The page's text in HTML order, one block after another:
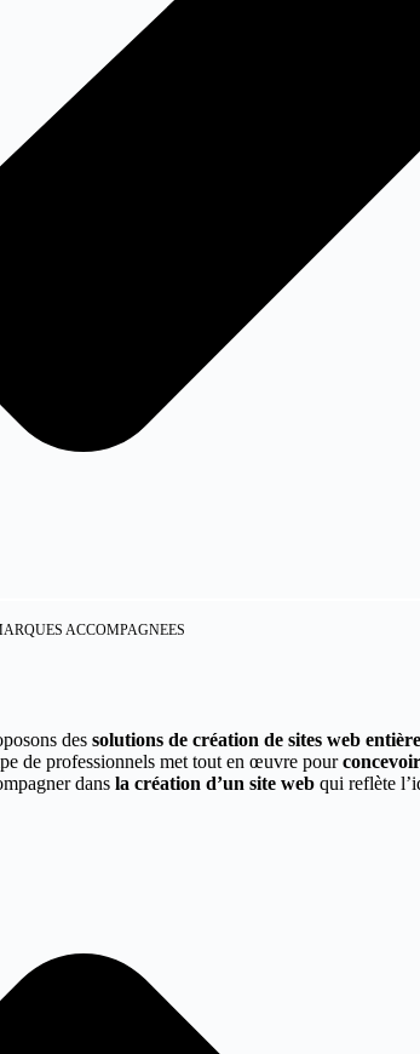
ACCOMPAGNEES
des solutions de création de sites web
de professionnels met tout en œuvre pour
dans la création d’un site web qui reflète